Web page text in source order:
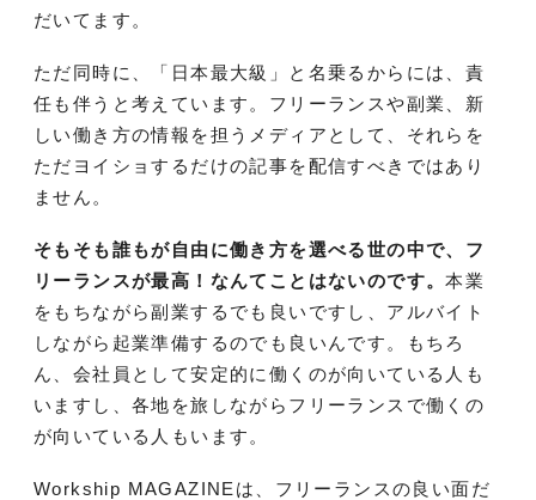
だいてます。
ただ同時に、「日本最大級」と名乗るからには、責
任も伴うと考えています。フリーランスや副業、新
しい働き方の情報を担うメディアとして、それらを
ただヨイショするだけの記事を配信すべきではあり
ません。
そもそも誰もが自由に働き方を選べる世の中で、フ
リーランスが最高！なんてことはないのです。本業
をもちながら副業するでも良いですし、アルバイト
しながら起業準備するのでも良いんです。もちろ
ん、会社員として安定的に働くのが向いている人も
いますし、各地を旅しながらフリーランスで働くの
が向いている人もいます。
Workship MAGAZINEは、フリーランスの良い面だ